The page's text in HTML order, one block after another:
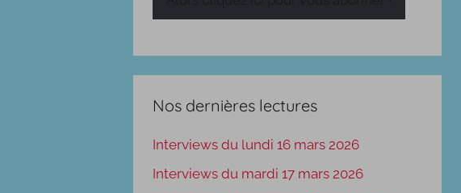
Nos dernières lectures
Interviews du lundi 16 mars 2026
Interviews du mardi 17 mars 2026